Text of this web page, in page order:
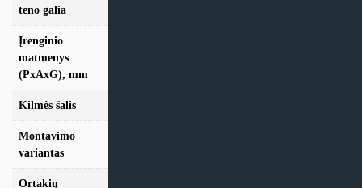
teno galia
Įrenginio
matmenys
(PxAxG), mm
Kilmės šalis
Montavimo
variantas
Ortakių